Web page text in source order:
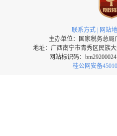
联系方式 | 网站
主办单位：国家税务总局
地址：广西南宁市青秀区民族
网站标识码：
桂公网安备